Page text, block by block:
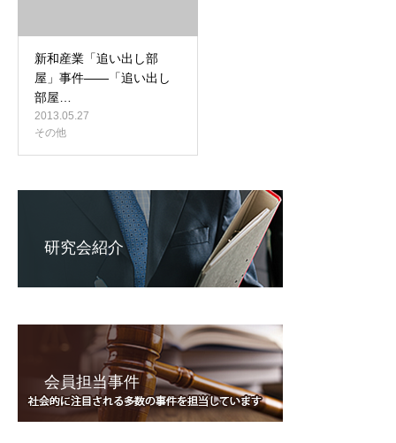
新和産業「追い出し部
屋」事件――「追い出し
部屋…
2013.05.27
その他
研究会紹介
会員担当事件